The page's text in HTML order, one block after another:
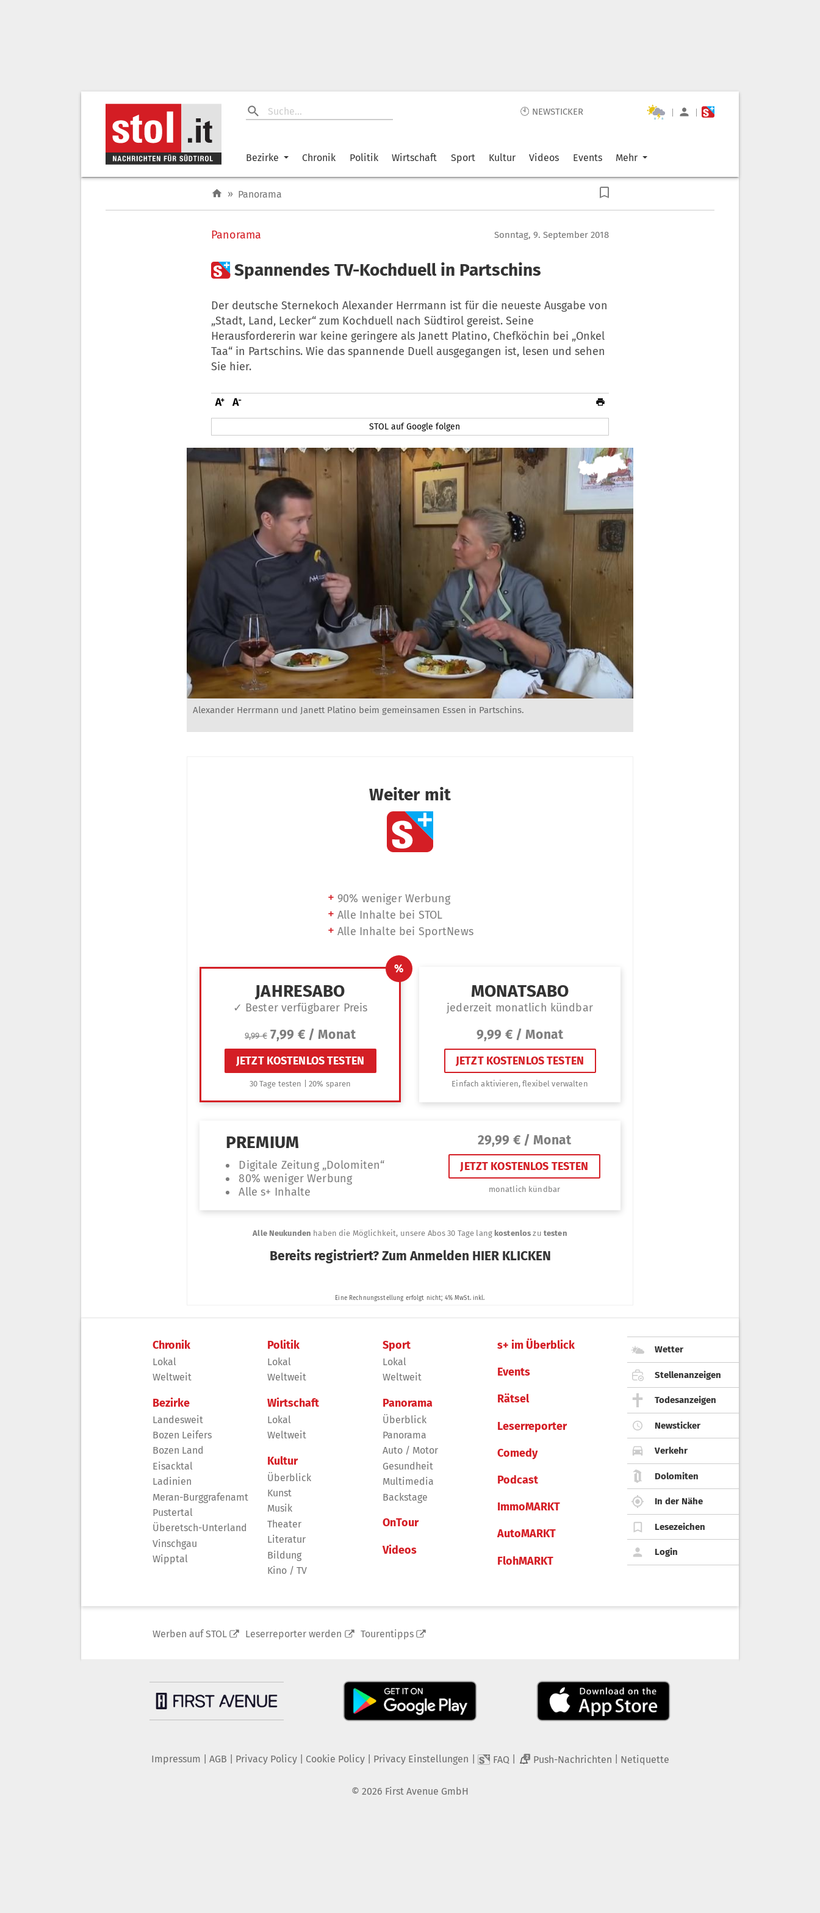
🕙 NEWSTICKER | |
Bezirke Chronik Politik Wirtschaft Sport Kultur Videos Events Mehr
» Panorama
Panorama Sonntag, 9. September 2018
Spannendes TV-Kochduell in Partschins
Der deutsche Sternekoch Alexander Herrmann ist für die neueste Ausgabe von
„Stadt, Land, Lecker“ zum Kochduell nach Südtirol gereist. Seine
Herausfordererin war keine geringere als Janett Platino, Chefköchin bei „Onkel
Taa“ in Partschins. Wie das spannende Duell ausgegangen ist, lesen und sehen
Sie hier.
STOL auf Google folgen
Alexander Herrmann und Janett Platino beim gemeinsamen Essen in Partschins.
Chronik
Lokal
Weltweit
Bezirke
Landesweit
Bozen Leifers
Bozen Land
Eisacktal
Ladinien
Meran-Burggrafenamt
Pustertal
Überetsch-Unterland
Vinschgau
Wipptal
Politik
Lokal
Weltweit
Wirtschaft
Lokal
Weltweit
Kultur
Überblick
Kunst
Musik
Theater
Literatur
Bildung
Kino / TV
Sport
Lokal
Weltweit
Panorama
Überblick
Panorama
Auto / Motor
Gesundheit
Multimedia
Backstage
OnTour
Videos
s+ im Überblick
Events
Rätsel
Leserreporter
Comedy
Podcast
ImmoMARKT
AutoMARKT
FlohMARKT
Wetter
Stellenanzeigen
Todesanzeigen
Newsticker
Verkehr
Dolomiten
In der Nähe
Lesezeichen
Login
Werben auf STOL Leserreporter werden Tourentipps
Impressum AGB Privacy Policy| Cookie Policy| Privacy Einstellungen FAQ 2 Push-Nachrichten Netiquette
© 2026 First Avenue GmbH